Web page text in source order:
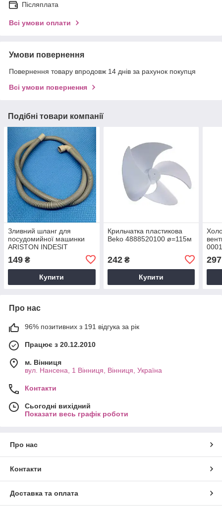
Післяплата
Всі умови оплати
Умови повернення
Повернення товару впродовж 14 днів за рахунок покупця
Всі умови повернення
Подібні товари компанії
Зливний шланг для
посудомийної машинки
ARISTON INDESIT
482000022642 2 метра ø
=21мм; ø =29мм / AR-111
149 ₴
Купити
Крильчатка пластикова
Beko 4888520100 ø=115м
242₴
Купити
297
Про нас
96% позитивних з 191 відгука за рік
Працює з 20.12.2010
м. Вінниця
вул. Нансена, 1 Вінниця, Вінниця, Україна
Контакти
Сьогодні вихідний
Показати весь графік роботи
Про нас
Контакти
Доставка та оплата